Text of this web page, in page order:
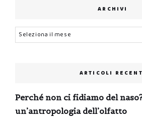
ARCHIVI
Archivi
ARTICOLI
Perché non ci fidiamo del
un’antropologia dell’olfatto